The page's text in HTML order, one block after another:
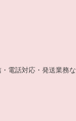
電話対応・発送業務な